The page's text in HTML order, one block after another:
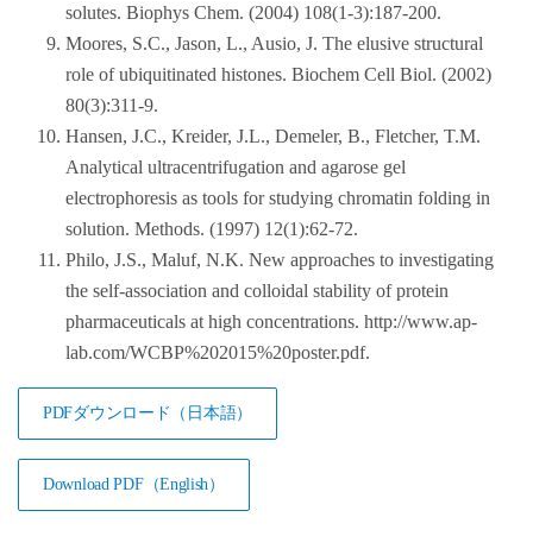
solutes. Biophys Chem. (2004) 108(1-3):187-200.
Moores, S.C., Jason, L., Ausio, J. The elusive structural
role of ubiquitinated histones. Biochem Cell Biol. (2002)
80(3):311-9.
Hansen, J.C., Kreider, J.L., Demeler, B., Fletcher, T.M.
Analytical ultracentrifugation and agarose gel
electrophoresis as tools for studying chromatin folding in
solution. Methods. (1997) 12(1):62-72.
Philo, J.S., Maluf, N.K. New approaches to investigating
the self-association and colloidal stability of protein
pharmaceuticals at high concentrations. http://www.ap-
lab.com/WCBP%202015%20poster.pdf.
PDFダウンロード（日本語）
Download PDF（English）